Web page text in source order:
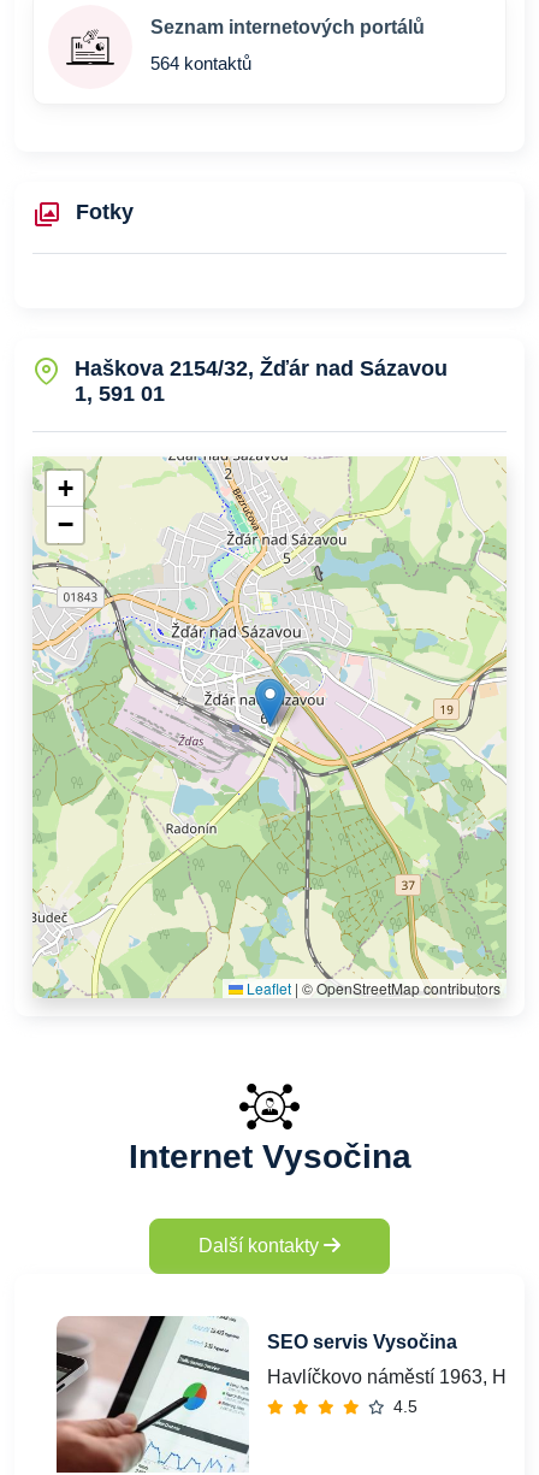
Seznam internetových portálů
564 kontaktů
Fotky
Haškova 2154/32, Žďár nad Sázavou
1, 591 01
+
−
Leaflet | © OpenStreetMap contributors
Internet Vysočina
Další kontakty
SEO servis Vysočina
Havlíčkovo náměstí 1963,
4.5